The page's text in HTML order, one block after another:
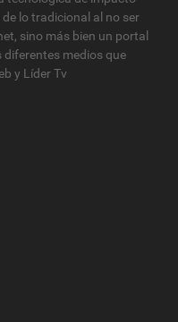
lo tradicional al no ser
sino más bien un portal
medios que
y Líder Tv